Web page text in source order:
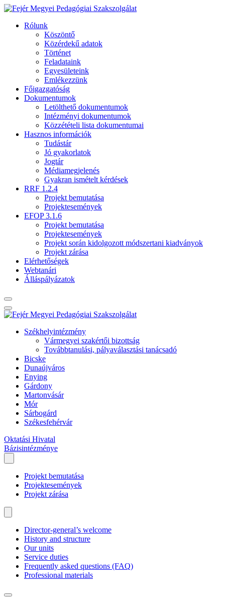
Rólunk
Köszöntő
Közérdekű adatok
Történet
Feladataink
Egyesületeink
Emlékezzünk
Főigazgatóság
Dokumentumok
Letölthető dokumentumok
Intézményi dokumentumok
Közzétételi lista dokumentumai
Hasznos információk
Tudástár
Jó gyakorlatok
Jogtár
Médiamegjelenés
Gyakran ismételt kérdések
RRF 1.2.4
Projekt bemutatása
Projektesemények
EFOP 3.1.6
Projekt bemutatása
Projektesemények
Projekt során kidolgozott módszertani kiadványok
Projekt zárása
Elérhetőségek
Webtanári
Álláspályázatok
Székhelyintézmény
Vármegyei szakértői bizottság
Továbbtanulási, pályaválasztási tanácsadó
Bicske
Dunaújváros
Enying
Gárdony
Martonvásár
Mór
Sárbogárd
Székesfehérvár
Oktatási Hivatal
Bázisintézménye
Projekt bemutatása
Projektesemények
Projekt zárása
Director-general’s welcome
History and structure
Our units
Service duties
Frequently asked questions (FAQ)
Professional materials